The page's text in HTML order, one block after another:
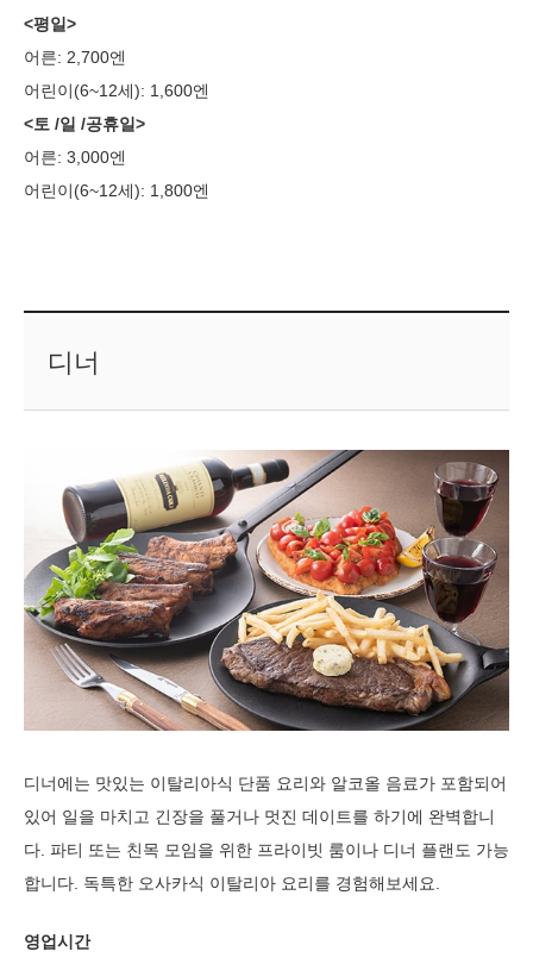
<평일>
어른: 2,700엔
어린이(6~12세): 1,600엔
<토 /일 /공휴일>
어른: 3,000엔
어린이(6~12세): 1,800엔
디너
디너에는 맛있는 이탈리아식 단품 요리와 알코올 음료가 포함되어
있어 일을 마치고 긴장을 풀거나 멋진 데이트를 하기에 완벽합니
다. 파티 또는 친목 모임을 위한 프라이빗 룸이나 디너 플랜도 가능
합니다. 독특한 오사카식 이탈리아 요리를 경험해보세요.
영업시간